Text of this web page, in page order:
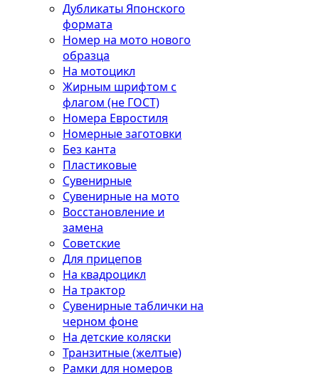
Дубликаты Японского
формата
Номер на мото нового
образца
На мотоцикл
Жирным шрифтом с
флагом (не ГОСТ)
Номера Евростиля
Номерные заготовки
Без канта
Пластиковые
Сувенирные
Сувенирные на мото
Восстановление и
замена
Советские
Для прицепов
На квадроцикл
На трактор
Сувенирные таблички на
черном фоне
На детские коляски
Транзитные (желтые)
Рамки для номеров